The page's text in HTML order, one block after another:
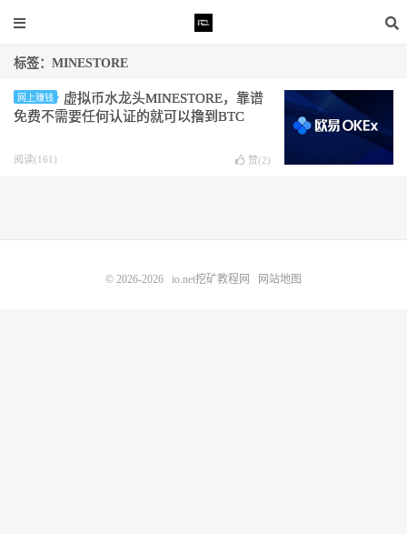
标签：MINESTORE
网上赚钱
虚拟币水龙头MINESTORE，靠谱
免费不需要任何认证的就可以撸到BTC
阅读(161) 赞(2)
© 2026-2026 io.net挖矿教程网 网站地图